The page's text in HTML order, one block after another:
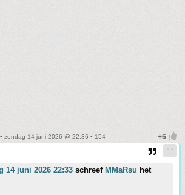
• zondag 14 juni 2026 @ 22:36 • 154
14 juni 2026 22:33 schreef MMaRsu het